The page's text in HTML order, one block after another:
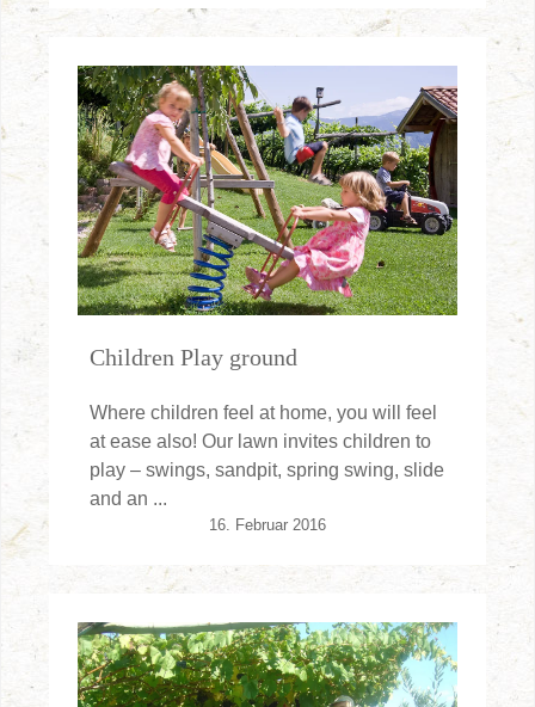
Children Play ground
Where children feel at home, you will feel
at ease also! Our lawn invites children to
play – swings, sandpit, spring swing, slide
and an ...
16. Februar 2016